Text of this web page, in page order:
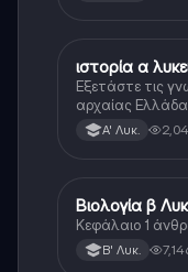
Ιστορία
ιστορία α
Εξετάστε τις
αρχαίας
Λυκείου.Α' Λυκ.
Βιολογία
Βιολογία β
Κεφάλαιο 1
Β' Λυκ.